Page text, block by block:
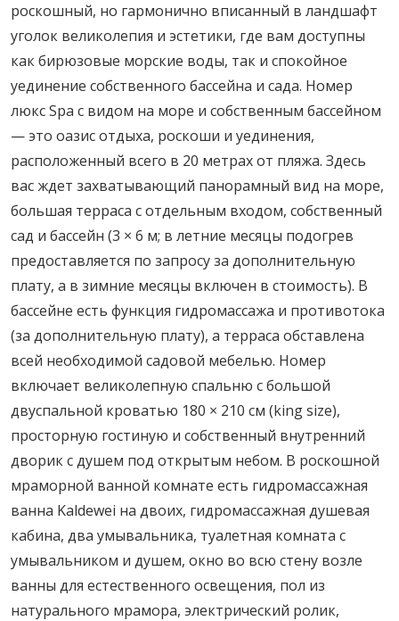
роскошный, но гармонично вписанный в ландшафт
уголок великолепия и эстетики, где вам доступны
как бирюзовые морские воды, так и спокойное
уединение собственного бассейна и сада. Номер
люкс Spa с видом на море и собственным бассейном
— это оазис отдыха, роскоши и уединения,
расположенный всего в 20 метрах от пляжа. Здесь
вас ждет захватывающий панорамный вид на море,
большая терраса с отдельным входом, собственный
сад и бассейн (3 × 6 м; в летние месяцы подогрев
предоставляется по запросу за дополнительную
плату, а в зимние месяцы включен в стоимость). В
бассейне есть функция гидромассажа и противотока
(за дополнительную плату), а терраса обставлена
всей необходимой садовой мебелью. Номер
включает великолепную спальню с большой
двуспальной кроватью 180 × 210 см (king size),
просторную гостиную и собственный внутренний
дворик с душем под открытым небом. В роскошной
мраморной ванной комнате есть гидромассажная
ванна Kaldewei на двоих, гидромассажная душевая
кабина, два умывальника, туалетная комната с
умывальником и душем, окно во всю стену возле
ванны для естественного освещения, пол из
натурального мрамора, электрический ролик,